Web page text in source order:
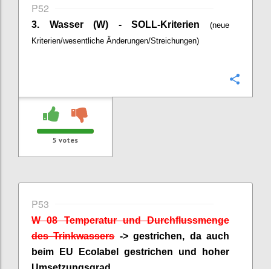
P52
3. Wasser (W) - SOLL-Kriterien (neue
Kriterien/wesentliche Änderungen/Streichungen)
5 votes
P53
W 08 Temperatur und Durchflussmenge
des Trinkwassers-> gestrichen, da auch
beim EU
Ecolabel
gestrichen und hoher